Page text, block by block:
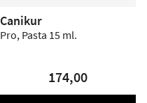
Canikur
Pro, Pasta 15 ml.
174,00